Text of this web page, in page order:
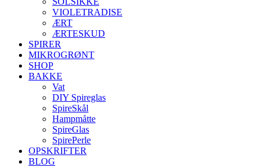
VIOLETRADISE
ÆRT
ÆRTESKUD
SPIRER
MIKROGRØNT
SHOP
BAKKE
Vat
DIY Spireglas
SpireSkål
Hampmåtte
SpireGlas
SpirePerle
OPSKRIFTER
BLOG